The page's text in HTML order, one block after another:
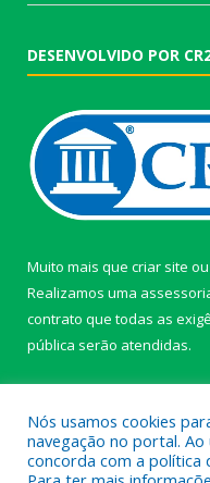
DESENVOLVIDO POR
Muito mais que criar site ou
Realizamos uma
contrato que todas as
pública serão atendidas.
Nós usamos cookies
navegação no portal.
concorda com a política